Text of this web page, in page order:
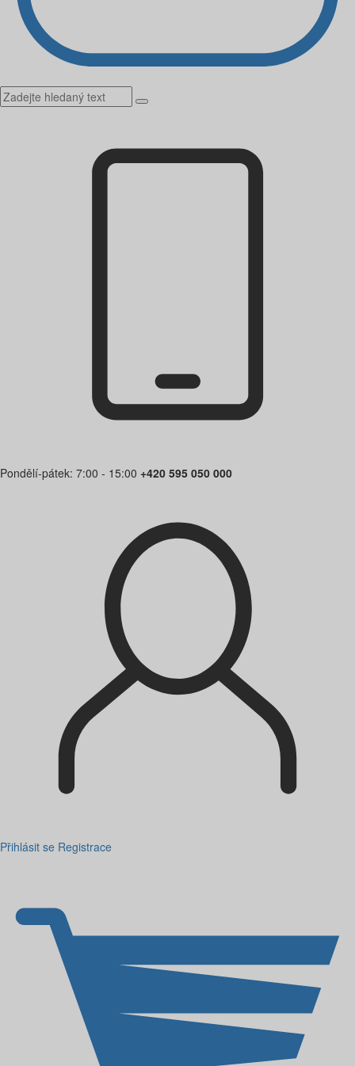
Pondělí-pátek: 7:00 - 15:00 +420 595 050 000
Přihlásit se Registrace